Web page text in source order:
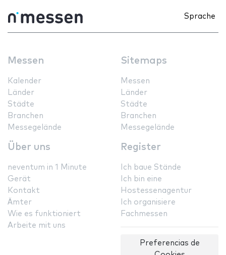
Sprache
Messen
Kalender
Länder
Städte
Branchen
Messegelände
Sitemaps
Messen
Länder
Städte
Branchen
Messegelände
Über uns
neventum in 1 Minute
Gerät
Kontakt
Ämter
Wie es funktioniert
Arbeite mit uns
Register
Ich baue Stände
Ich bin eine
Hostessenagentur
Ich organisiere
Fachmessen
Preferencias de